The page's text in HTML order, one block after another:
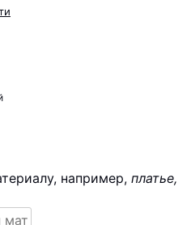
например, платье,